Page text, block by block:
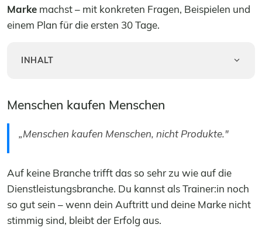
Marke machst – mit konkreten Fragen, Beispielen und
einem Plan für die ersten 30 Tage.
INHALT
Menschen kaufen Menschen
„Menschen kaufen Menschen, nicht Produkte."
Auf keine Branche trifft das so sehr zu wie auf die
Dienstleistungsbranche. Du kannst als Trainer:in noch
so gut sein – wenn dein Auftritt und deine Marke nicht
stimmig sind, bleibt der Erfolg aus.